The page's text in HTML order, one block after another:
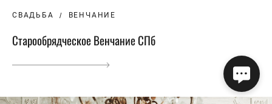
СВАДЬБА ВЕНЧАНИЕ
Старообрядческое Венчание СПб